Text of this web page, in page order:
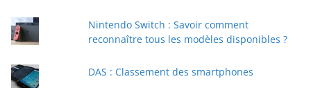
Nintendo Switch : Savoir comment
reconnaître tous les modèles disponibles ?
DAS : Classement des smartphones